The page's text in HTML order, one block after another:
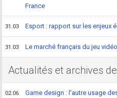
France
31.03 Esport : rapport sur les enjeux
31.03 Le marché français du jeu
Actualités et archives
02.06
Game design : l'autre usage